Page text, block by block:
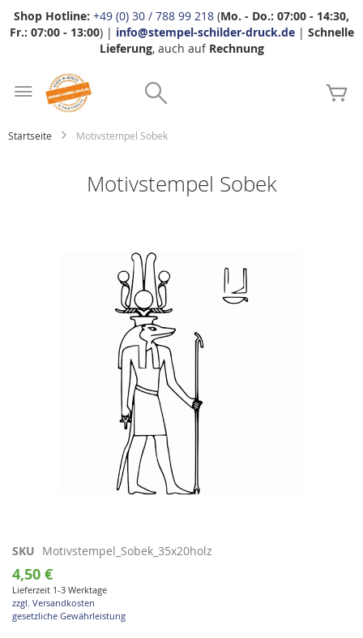
Shop Hotline: +49 (0) 30 / 788 99 218 (Mo. - Do.: 07:00 - 14:30,
Fr.: 07:00 - 13:00) | info@stempel-schilder-druck.de| Schnelle
Lieferung, auch auf Rechnung
Startseite Motivstempel Sobek
Motivstempel Sobek
Zum
Anfang
der
Bildgalerie
springen
SKU Motivstempel_Sobek_35x20holz
4,50 €
Lieferzeit 1-3 Werktage
zzgl. Versandkosten
gesetzliche Gewährleistung